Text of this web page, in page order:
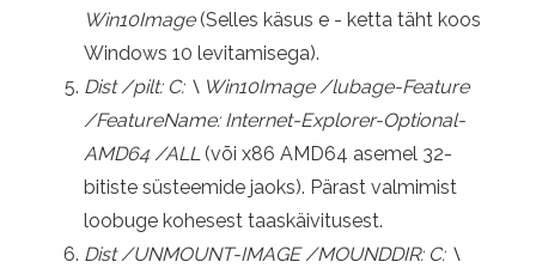
Win10Image(Selles käsus e - ketta täht koos
Windows 10 levitamisega).
Dist /pilt: C: \ Win10Image /lubage-Feature
/FeatureName: Internet-Explorer-Optional-
AMD64 /ALL(või x86 AMD64 asemel 32-
bitiste süsteemide jaoks). Pärast valmimist
loobuge kohesest taaskäivitusest.
Dist /UNMOUNT-IMAGE /MOUNDDIR: C: \